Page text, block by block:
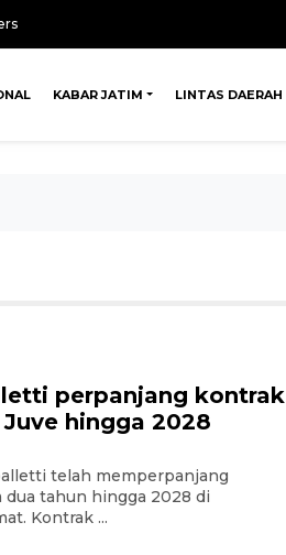
KABAR JATIM LINTAS DAERAH
perpanjang kontrak
hingga 2028
telah memperpanjang
dua tahun hingga 2028 di
Kontrak ...